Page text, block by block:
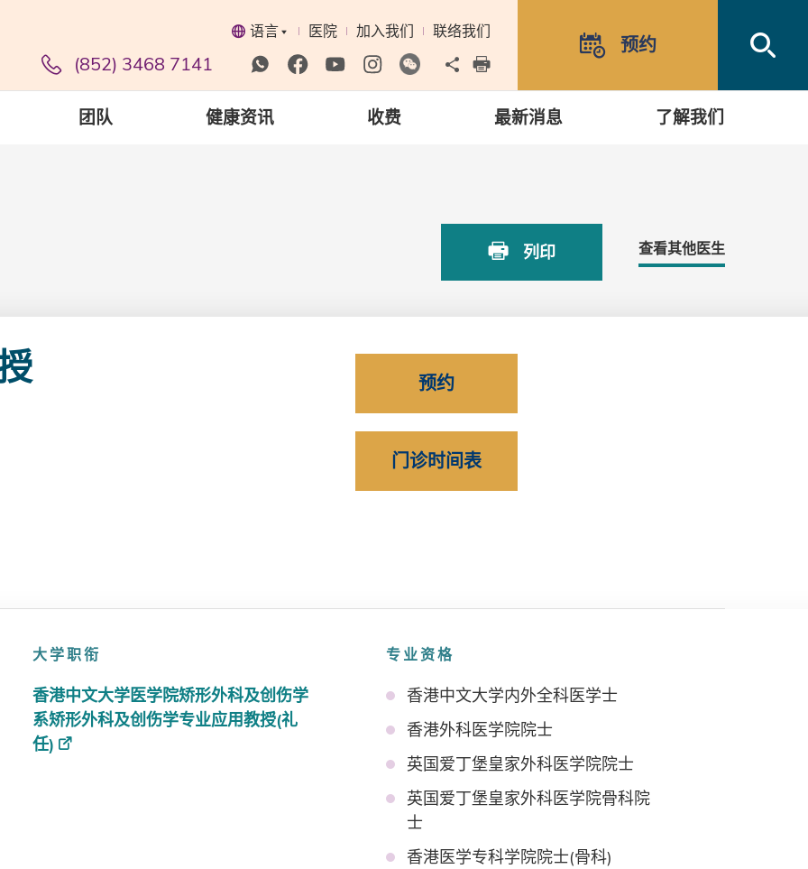
语言 医院 加入我们 联络我们
(852) 3468 7141 Share toprint
预约
团队 健康资讯 收费 最新消息 了解我们
列印 查看其他医生
预约
门诊时间表
大学职衔
香港中文大学医学院矫形外科及创伤学
系矫形外科及创伤学专业应用教授(礼
任)
专业资格
香港中文大学内外全科医学士
香港外科医学院院士
英国爱丁堡皇家外科医学院院士
英国爱丁堡皇家外科医学院骨科院
士
香港医学专科学院院士(骨科)